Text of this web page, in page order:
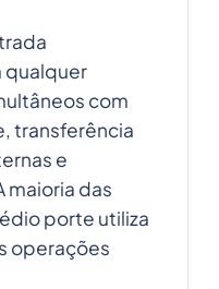
qualquer
com
transferência
e
maioria das
porte utiliza
operações